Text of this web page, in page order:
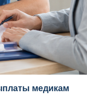
медикам